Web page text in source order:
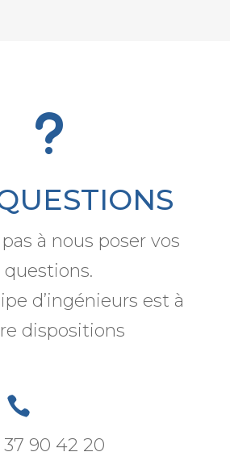
u
à nous poser vos
questions.
d’ingénieurs est à
dispositions

37 90 42 20